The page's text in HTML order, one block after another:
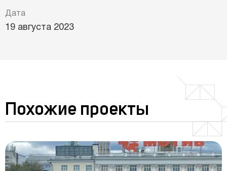
Дата
19 августа 2023
Похожие проекты